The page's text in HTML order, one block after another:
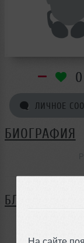
На сайте
0
ЛИЧНОЕ
БИОГРАФИЯ
БЛОГ